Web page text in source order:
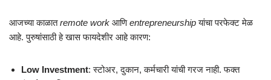
आजच्या काळातremote work आणिentrepreneurshipयांचा परफेक्ट मेळ
आहे. पुरुषांसाठी हे खास फायदेशीर आहे कारण:
Low Investment: स्टोअर, दुकान, कर्मचारी यांची गरज नाही. फक्त